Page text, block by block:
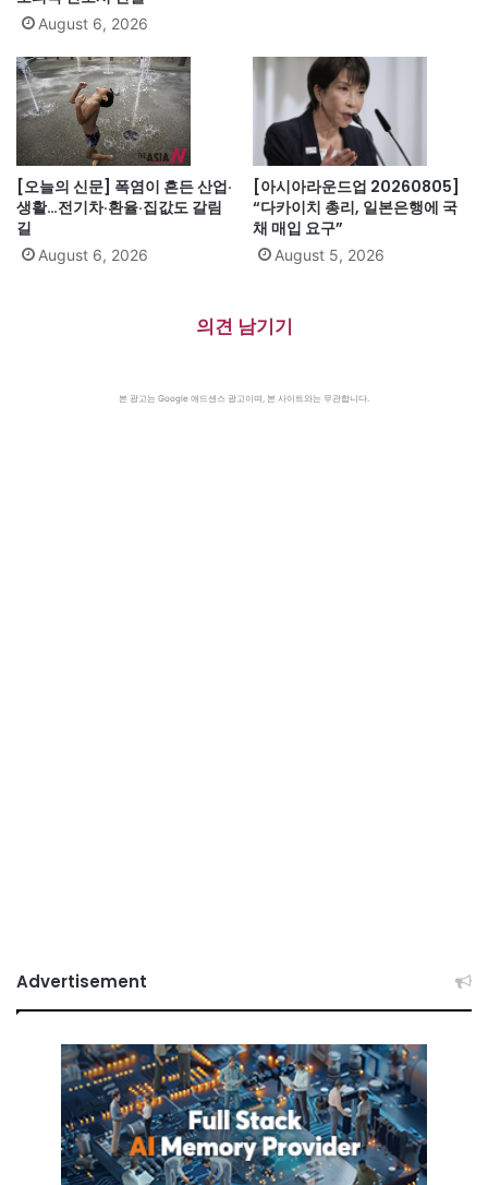
August 6, 2026
[오늘의 신문] 폭염이 흔든 산업·
생활…전기차·환율·집값도 갈림
길
August 6, 2026
[아시아라운드업 20260805]
“다카이치 총리, 일본은행에 국
채 매입 요구”
August 5, 2026
의견 남기기
본 광고는 Google 애드센스 광고이며, 본 사이트와는 무관합니다.
Advertisement